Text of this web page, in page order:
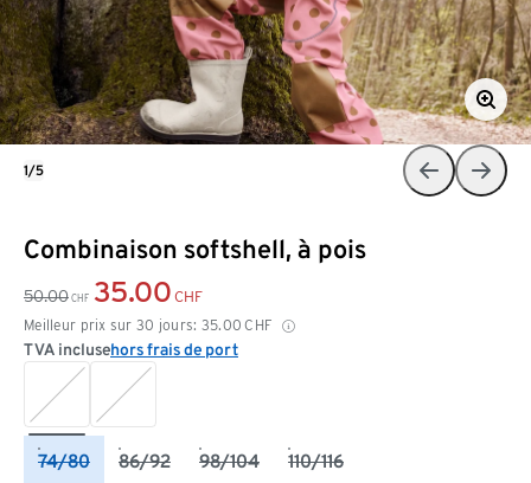
Combinaison softshell, à pois
50.00 CHF 35.00 CHF
Meilleur prix sur 30 jours: 35.00 CHF
TVA inclusehors frais de port
74/80 86/92 98/104 110/116
1/5